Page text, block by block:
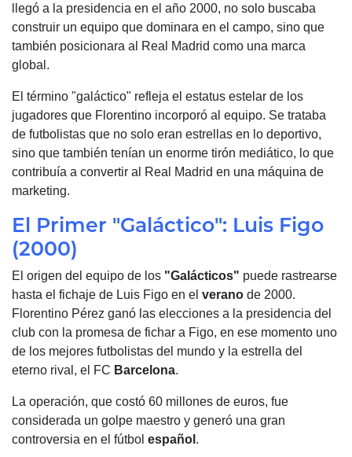
llegó a la presidencia en el año 2000, no solo buscaba
construir un equipo que dominara en el campo, sino que
también posicionara al Real Madrid como una marca
global.
El término "galáctico" refleja el estatus estelar de los
jugadores que Florentino incorporó al equipo. Se trataba
de futbolistas que no solo eran estrellas en lo deportivo,
sino que también tenían un enorme tirón mediático, lo que
contribuía a convertir al Real Madrid en una máquina de
marketing.
El Primer "Galáctico": Luis Figo
(2000)
El origen del equipo de los "Galácticos" puede rastrearse
hasta el fichaje de Luis Figo en el verano de 2000.
Florentino Pérez ganó las elecciones a la presidencia del
club con la promesa de fichar a Figo, en ese momento uno
de los mejores futbolistas del mundo y la estrella del
eterno rival, el FC Barcelona.
La operación, que costó 60 millones de euros, fue
considerada un golpe maestro y generó una gran
controversia en el fútbol español .